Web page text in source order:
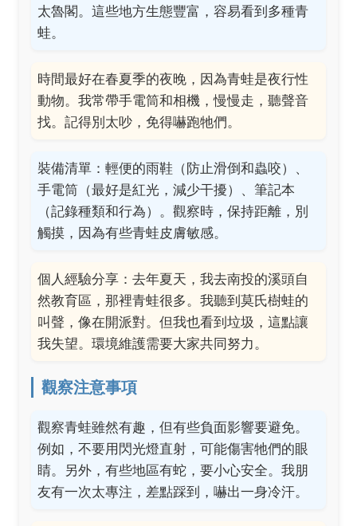
太魯閣。這些地方生態豐富，容易看到多種青
蛙。
時間最好在春夏季的夜晚，因為青蛙是夜行性
動物。我常帶手電筒和相機，慢慢走，聽聲音
找。記得別太吵，免得嚇跑牠們。
裝備清單：輕便的雨鞋（防止滑倒和蟲咬）、
手電筒（最好是紅光，減少干擾）、筆記本
（記錄種類和行為）。觀察時，保持距離，別
觸摸，因為有些青蛙皮膚敏感。
個人經驗分享：去年夏天，我去南投的溪頭自
然教育區，那裡青蛙很多。我聽到莫氏樹蛙的
叫聲，像在開派對。但我也看到垃圾，這點讓
我失望。環境維護需要大家共同努力。
觀察注意事項
觀察青蛙雖然有趣，但有些負面影響要避免。
例如，不要用閃光燈直射，可能傷害牠們的眼
睛。另外，有些地區有蛇，要小心安全。我朋
友有一次太專注，差點踩到，嚇出一身冷汗。